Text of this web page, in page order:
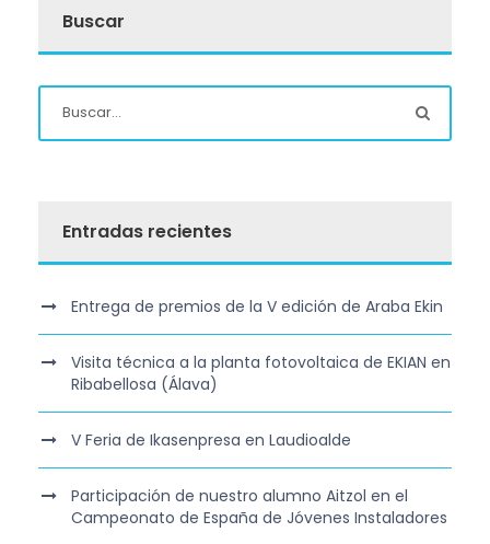
Buscar
Entradas recientes
Entrega de premios de la V edición de Araba Ekin
Visita técnica a la planta fotovoltaica de EKIAN en
Ribabellosa (Álava)
V Feria de Ikasenpresa en Laudioalde
Participación de nuestro alumno Aitzol en el
Campeonato de España de Jóvenes Instaladores